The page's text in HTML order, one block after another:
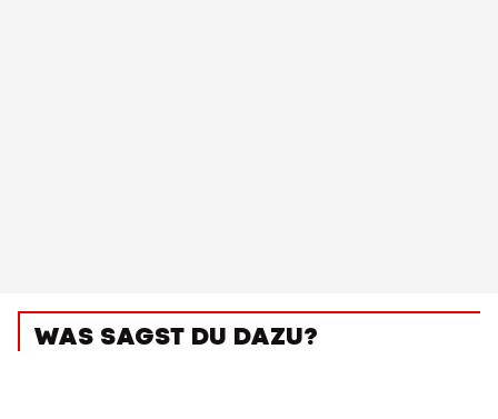
WAS SAGST DU DAZU?